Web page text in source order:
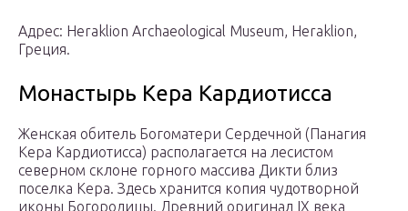
Адрес: Heraklion Archaeological Museum, Heraklion,
Греция.
Монастырь Кера Кардиотисса
Женская обитель Богоматери Сердечной (Панагия
Кера Кардиотисса) располагается на лесистом
северном склоне горного массива Дикти близ
поселка Кера. Здесь хранится копия чудотворной
иконы Богородицы. Древний оригинал IX века